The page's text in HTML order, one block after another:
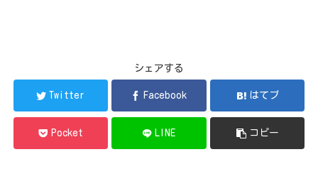
シェアする
Twitter Facebook はてブ
Pocket LINE コピー